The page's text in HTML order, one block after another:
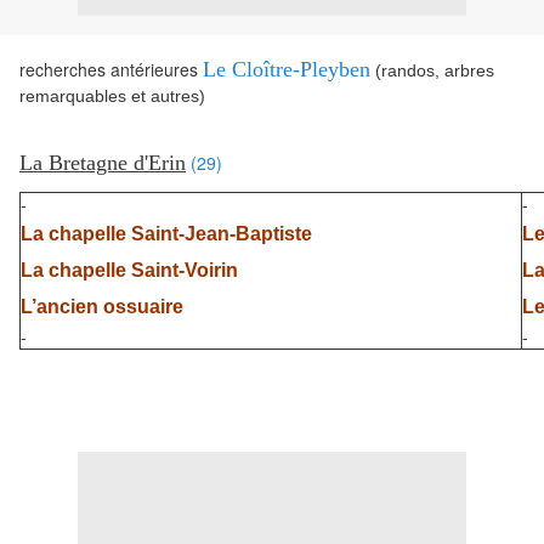
recherches antérieures Le Cloître-Pleyben (randos, arbres
remarquables et autres)
La Bretagne d'Erin (29)
-
La chapelle Saint-Jean-Baptiste
La chapelle Saint-Voirin
L’ancien ossuaire
-
-
-